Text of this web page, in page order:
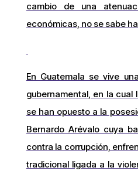
cambio de una
económicas, no se sabe
En Guatemala se vive
gubernamental, en la cual
se han opuesto a la
Bernardo Arévalo cuya
contra la corrupción,
tradicional ligada a la